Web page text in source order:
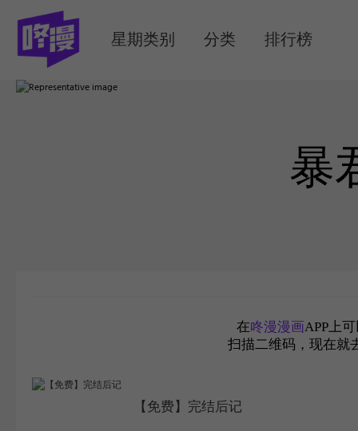
星期类别 分类 排行榜
暴
在咚漫漫画APP上
扫描二维码，现在就
【免费】完结后记